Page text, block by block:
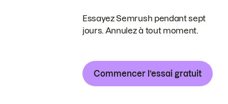
Essayez Semrush pendant sept
jours. Annulez à tout moment.
Commencer l’essai gratuit